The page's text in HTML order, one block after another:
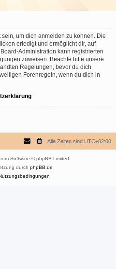
um dich anmelden zu können. Die
erledigt und ermöglicht dir, auf
Administration kann registrierten
zuweisen. Beachte bitte unsere
Regelungen, bevor du dich
Forenregeln, wenn du dich in
Alle Zeiten sind UTC+02:00
Software © phpBB Limited
durch phpBB.de